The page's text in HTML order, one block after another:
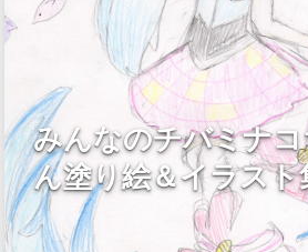
みんなのチバミナ
ん塗り絵＆イラスト